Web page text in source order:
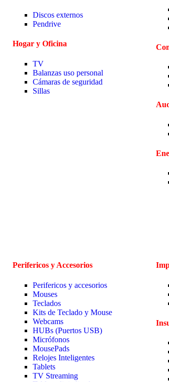
Discos externos
Pendrive
Hogar y Oficina
TV
Balanzas uso personal
Cámaras de seguridad
Sillas
Perifericos y Accesorios
Perifericos y accesorios
Mouses
Teclados
Kits de Teclado y Mouse
Webcams
HUBs (Puertos USB)
Micrófonos
MousePads
Relojes Inteligentes
Tablets
TV Streaming